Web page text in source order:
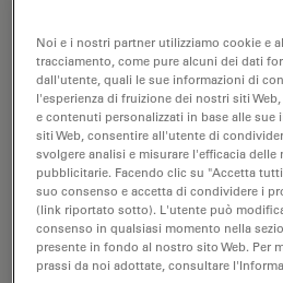
Obiettivo del
100x/0,90 POL
N. prodotto 11556079
L'obiettivo HC PL FLUOTAR
ingrandimento di 100X e
0,9mm. Adatto per l'analisi dei
provvisto di filettatura M25, con
libera di 1,0 mm e un FN pari a
Noi e i nostri partner utilizziamo cookie e
tracciamento, come pure alcuni dei dati
dall'utente, quali le sue informazioni di
l'esperienza di fruizione dei nostri siti
e contenuti personalizzati in base alle sue
siti Web, consentire all'utente di
svolgere analisi e misurare l'efficacia delle
pubblicitarie. Facendo clic su "Accetta
suo consenso e accetta di condividere i
(link riportato sotto). L'utente può
consenso in qualsiasi momento nella
presente in fondo al nostro sito Web. Per
prassi da noi adottate, consultare